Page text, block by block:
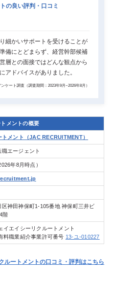
の良い評判・口コミ
細かいサポートを受けることが
備にとどまらず、経営幹部候補
層との面接ではどんな観点から
アドバイスがありました。
ケート調査（調査期間：2023年9月~2026年8月）
メントの概要
メント（JAC RECRUITMENT）
エージェント
年8月時点）
区神田神保町1-105番地 神保町三井ビ
階
イエイシーリクルートメント
料職業紹介事業許可番号 13-ユ-010227
ルートメントの口コミ・評判はこちら